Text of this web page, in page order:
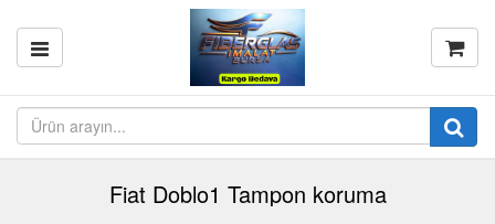
Fiat Doblo1 Tampon koruma